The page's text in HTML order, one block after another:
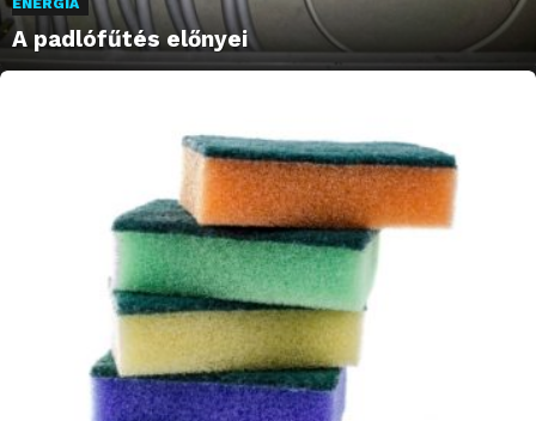
ENERGIA
A padlófűtés előnyei